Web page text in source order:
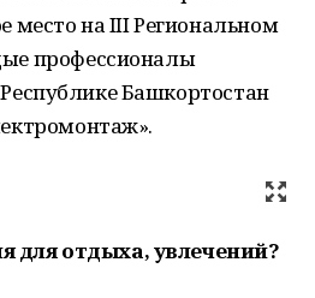
место на III Региональном
профессионалы
Башкортостан
для отдыха, увлечений?